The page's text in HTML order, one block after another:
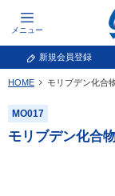
メニュー
新規会員登録
元素周期表をタップする
し、一覧へ移動してくださ
HOME モリブデン化合
MO017
モリブデン化